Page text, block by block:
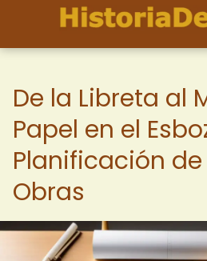
De la Libreta al
Papel en el
Planificación
Obras